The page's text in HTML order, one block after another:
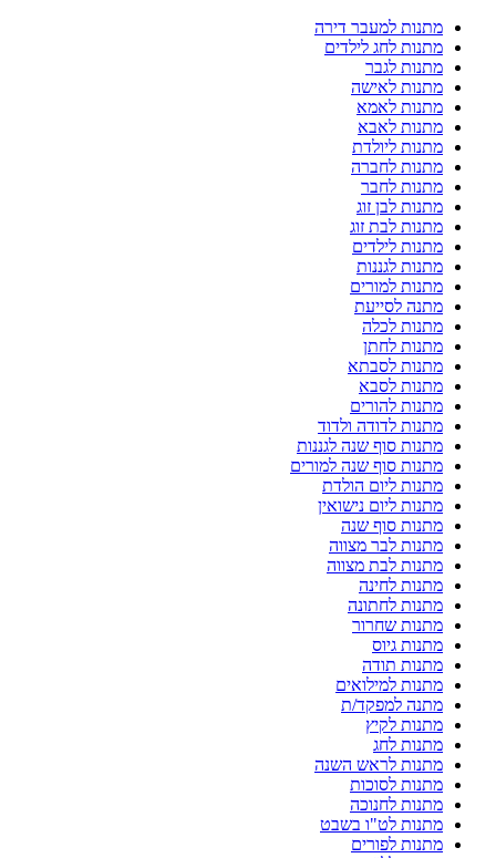
מתנות למעבר דירה
מתנות לחג לילדים
מתנות לגבר
מתנות לאישה
מתנות לאמא
מתנות לאבא
מתנות ליולדת
מתנות לחברה
מתנות לחבר
מתנות לבן זוג
מתנות לבת זוג
מתנות לילדים
מתנות לגננות
מתנות למורים
מתנה לסייעת
מתנות לכלה
מתנות לחתן
מתנות לסבתא
מתנות לסבא
מתנות להורים
מתנות לדודה ולדוד
מתנות סוף שנה לגננות
מתנות סוף שנה למורים
מתנות ליום הולדת
מתנות ליום נישואין
מתנות סוף שנה
מתנות לבר מצווה
מתנות לבת מצווה
מתנות לחינה
מתנות לחתונה
מתנות שחרור
מתנות גיוס
מתנות תודה
מתנות למילואים
מתנה למפקד/ת
מתנות לקיץ
מתנות לחג
מתנות לראש השנה
מתנות לסוכות
מתנות לחנוכה
מתנות לט"ו בשבט
מתנות לפורים